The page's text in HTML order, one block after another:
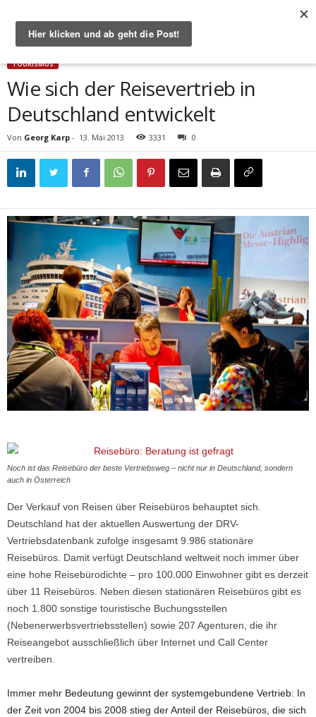
Start Tourismus Wie sich der Reisevertrieb in Deutschland entwickelt
TOURISMUS
Wie sich der Reisevertrieb in
Deutschland entwickelt
Von Georg Karp - 13. Mai 2013 3331 0
Noch ist das Reisebüro der beste Vertriebsweg – nicht nur in Deutschland, sondern
auch in Österreich
Der Verkauf von Reisen über Reisebüros behauptet sich.
Deutschland hat der aktuellen Auswertung der DRV-
Vertriebsdatenbank zufolge insgesamt 9.986 stationäre
Reisebüros. Damit verfügt Deutschland weltweit noch immer über
eine hohe Reisebürodichte – pro 100.000 Einwohner gibt es derzeit
über 11 Reisebüros. Neben diesen stationären Reisebüros gibt es
noch 1.800 sonstige touristische Buchungsstellen
(Nebenerwerbsvertriebsstellen) sowie 207 Agenturen, die ihr
Reiseangebot ausschließlich über Internet und Call Center
vertreiben.
Immer mehr Bedeutung gewinnt der systemgebundene Vertrieb: In
der Zeit von 2004 bis 2008 stieg der Anteil der Reisebüros, die sich